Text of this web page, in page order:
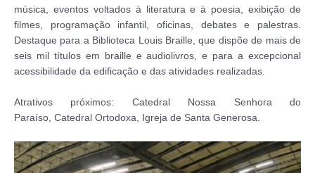
música, eventos voltados à literatura e à poesia, exibição de
filmes, programação infantil, oficinas, debates e palestras.
Destaque para a Biblioteca Louis Braille, que dispõe de mais de
seis mil títulos em braille e audiolivros, e para a excepcional
acessibilidade da edificação e das atividades realizadas.
Atrativos próximos: Catedral Nossa Senhora do
Paraíso, Catedral Ortodoxa, Igreja de Santa Generosa.